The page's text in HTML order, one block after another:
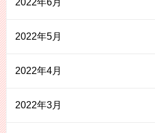
2022年5月
2022年4月
2022年3月